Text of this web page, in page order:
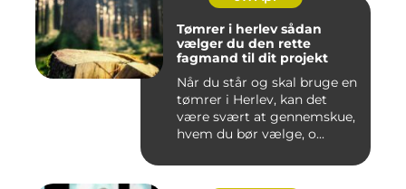
Tømrer i herlev sådan
vælger du den rette
fagmand til dit projekt
Når du står og skal bruge en
tømrer i Herlev, kan det
være svært at gennemskue,
hvem du bør vælge, o...